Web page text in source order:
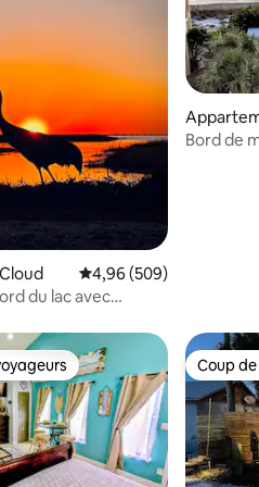
Évaluation moyenne
4,96 (509)
du lac avec
Bord de
les plus appréciés Coup
Coup